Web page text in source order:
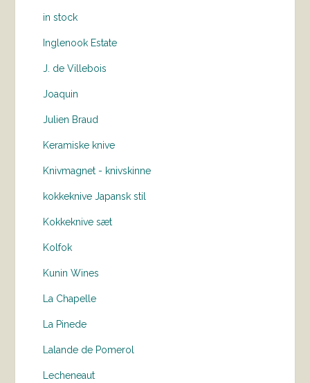
in stock
Inglenook Estate
J. de Villebois
Joaquin
Julien Braud
Keramiske knive
Knivmagnet - knivskinne
kokkeknive Japansk stil
Kokkeknive sæt
Kolfok
Kunin Wines
La Chapelle
La Pinede
Lalande de Pomerol
Lecheneaut